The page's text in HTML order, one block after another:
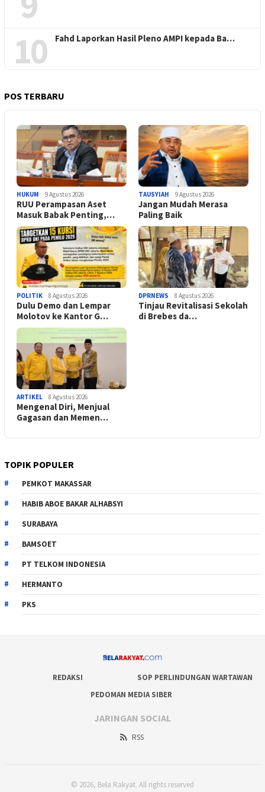
10 Fahd Laporkan Hasil Pleno AMPI kepada Ba…
POS TERBARU
HUKUM 9 Agustus 2026
RUU Perampasan Aset
Masuk Babak Penting,…
TAUSYIAH 9 Agustus 2026
Jangan Mudah Merasa
Paling Baik
POLITIK 8 Agustus 2026
Dulu Demo dan Lempar
Molotov ke Kantor G…
DPRNEWS 8 Agustus 2026
Tinjau Revitalisasi Sekolah
di Brebes da…
ARTIKEL 8 Agustus 2026
Mengenal Diri, Menjual
Gagasan dan Memen…
TOPIK POPULER
PEMKOT MAKASSAR
HABIB ABOE BAKAR ALHABSYI
SURABAYA
BAMSOET
PT TELKOM INDONESIA
HERMANTO
PKS
REDAKSI
SOP PERLINDUNGAN WARTAWAN
PEDOMAN MEDIA SIBER
JARINGAN SOCIAL
RSS
© 2026, Bela Rakyat. All rights reserved